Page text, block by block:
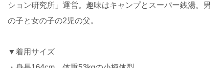
ション研究所」運営。趣味はキャンプとスーパー銭湯。男
の子と女の子の2児の父。
▼着用サイズ